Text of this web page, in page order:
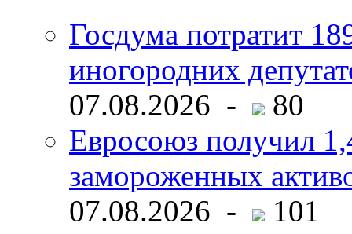
Госдума потратит
иногородних
07.08.2026 -
80
Евросоюз получил
замороженных
07.08.2026 -
101